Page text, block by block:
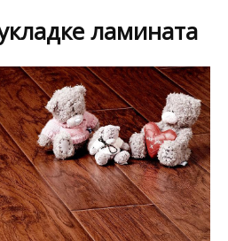
ламината